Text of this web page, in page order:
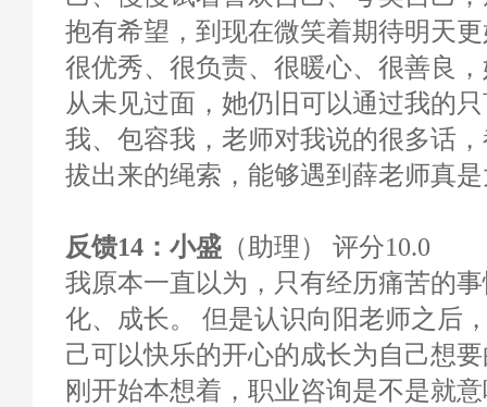
抱有希望，到现在微笑着期待明天
很优秀、很负责、很暖心、很善良
从未见过面，她仍旧可以通过我的
我、包容我，老师对我说的很多话
拔出来的绳索，能够遇到薛老师真
反馈14：小盛 （助理） 评分10.0
我原本一直以为，只有经历痛苦的
化、成长。 但是认识向阳老师之后
己可以快乐的开心的成长为自己想
刚开始本想着，职业咨询是不是就